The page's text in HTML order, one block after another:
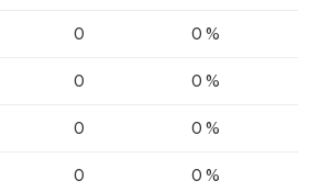
0 0 %
0 0 %
0 0 %
0 0 %